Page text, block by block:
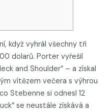
když vyhrál všechny tři
dolarů. Porter vyřešil
and Shoulder“ – a získal
vítězem večera s výhrou
Stebenne si odnesl 12
se neustále získává a